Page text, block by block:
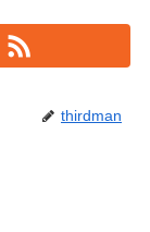
thirdman